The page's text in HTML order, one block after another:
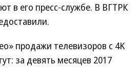
в его пресс-службе. В ВГТРК
продажи телевизоров с 4K
за девять месяцев 2017